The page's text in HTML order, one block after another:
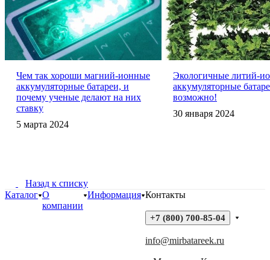
Чем так хороши магний-ионные
аккумуляторные батареи, и
почему ученые делают на них
ставку
5 марта 2024
Экологичные литий-
аккумуляторные
возможно!
30 января 2024
Назад к списку
Каталог О
компании
Информация Контакты
+7 (800) 700-85-04
info@mirbatareek.ru